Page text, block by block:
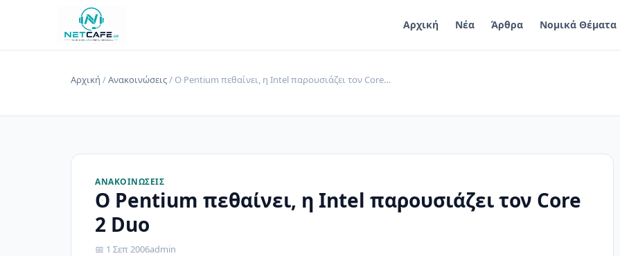
Αρχική Νέα Άρθρα Νομικά Θέματα
Αρχική /Ανακοινώσεις/ Ο Pentium πεθαίνει, η Intel παρουσιάζει τον Core…
ΑΝΑΚΟΙΝΏΣΕΙΣ
Ο Pentium πεθαίνει, η Intel παρουσιάζει τον Core
2 Duo
📅 1 Σεπ 2006admin